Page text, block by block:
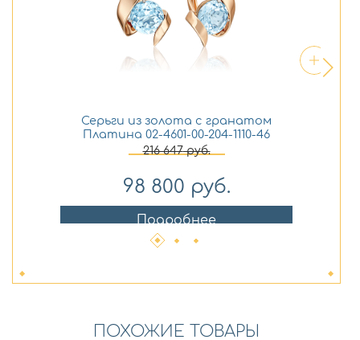
Серьги из золота с гранатом
Платина 02-4601-00-204-1110-46
216 647руб.
98 800 руб.
Подробнее
ПОХОЖИЕ ТОВАРЫ